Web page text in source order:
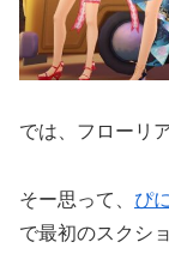
では、フローリ
そー思って、 ぴ
で最初のスクシ